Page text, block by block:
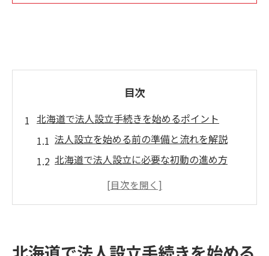
目次
北海道で法人設立手続きを始めるポイント
法人設立を始める前の準備と流れを解説
北海道で法人設立に必要な初動の進め方
法人設立の最初にやるべき手続きのコツ
法人設立の基本から具体的な行動まで紹介